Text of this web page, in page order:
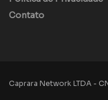
Contato
Caprara Network LTDA -